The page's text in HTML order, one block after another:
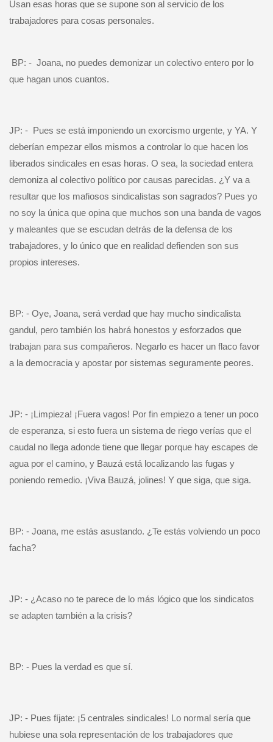
Usan esas horas que se supone son al servicio de los
trabajadores para cosas personales.
BP: - Joana, no puedes demonizar un colectivo entero por lo
que hagan unos cuantos.
JP: - Pues se está imponiendo un exorcismo urgente, y YA. Y
deberían empezar ellos mismos a controlar lo que hacen los
liberados sindicales en esas horas. O sea, la sociedad entera
demoniza al colectivo político por causas parecidas. ¿Y va a
resultar que los mafiosos sindicalistas son sagrados? Pues yo
no soy la única que opina que muchos son una banda de vagos
y maleantes que se escudan detrás de la defensa de los
trabajadores, y lo único que en realidad defienden son sus
propios intereses.
BP: - Oye, Joana, será verdad que hay mucho sindicalista
gandul, pero también los habrá honestos y esforzados que
trabajan para sus compañeros. Negarlo es hacer un flaco favor
a la democracia y apostar por sistemas seguramente peores.
JP: - ¡Limpieza! ¡Fuera vagos! Por fin empiezo a tener un poco
de esperanza, si esto fuera un sistema de riego verías que el
caudal no llega adonde tiene que llegar porque hay escapes de
agua por el camino, y Bauzá está localizando las fugas y
poniendo remedio. ¡Viva Bauzá, jolines! Y que siga, que siga.
BP: - Joana, me estás asustando. ¿Te estás volviendo un poco
facha?
JP: - ¿Acaso no te parece de lo más lógico que los sindicatos
se adapten también a la crisis?
BP: - Pues la verdad es que sí.
JP: - Pues fíjate: ¡5 centrales sindicales! Lo normal sería que
hubiese una sola representación de los trabajadores que